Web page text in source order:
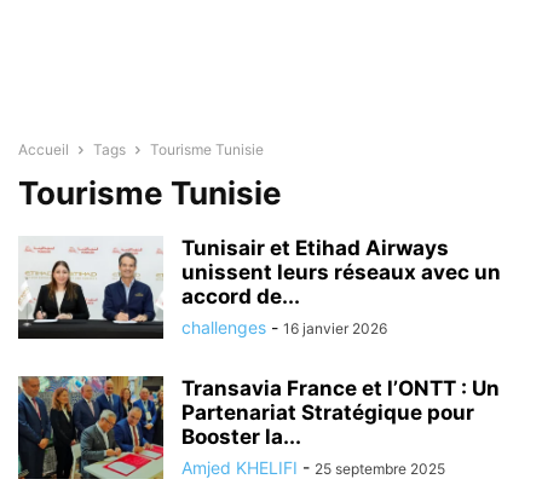
Accueil Tags Tourisme Tunisie
Tourisme Tunisie
Tunisair et Etihad Airways
unissent leurs réseaux avec un
accord de...
challenges - 16 janvier 2026
Transavia France et l’ONTT : Un
Partenariat Stratégique pour
Booster la...
Amjed KHELIFI - 25 septembre 2025